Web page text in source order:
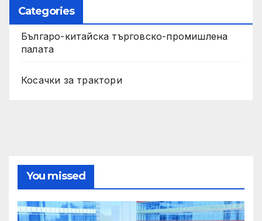
Categories
Българо-китайска търговско-промишлена
палата
Косачки за трактори
You missed